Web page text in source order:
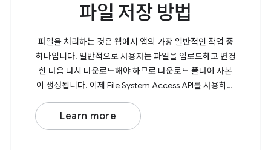
파일 저장 방법
파일을 처리하는 것은 웹에서 앱의 가장 일반적인 작업 중
하나입니다. 일반적으로 사용자는 파일을 업로드하고 변경
한 다음 다시 다운로드해야 하므로 다운로드 폴더에 사본
이 생성됩니다. 이제 File System Access API를 사용하면
사용자가 파일을 직접 열고 수정하고 변경사항을 원래 파
일에 다시 저장할 수 있습니다. 파일을 저장하려면
showSaveFilePicker() 를 호출합니다. 이 메서드는
Learn more